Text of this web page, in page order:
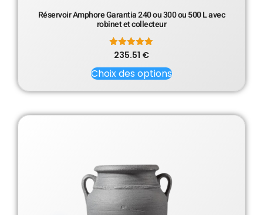
Réservoir Amphore Garantia 240 ou 300 ou 500 L avec
robinet et collecteur
Note
sur 5
235.51 €
Choix des options